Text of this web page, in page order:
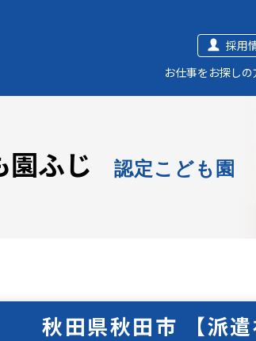
採用
お仕事をお探しの
園ふじ 認定こども園
秋田県秋田市 【派遣